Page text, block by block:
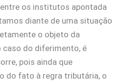
os institutos apontada
diante de uma situação
o objeto da
caso do diferimento, é
pois ainda que
do fato à regra tributária, o